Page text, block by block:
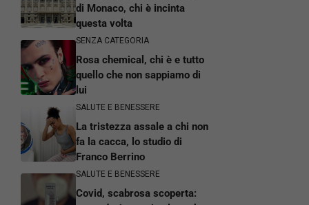
di Monaco, chi è incinta
questa volta
SENZA CATEGORIA
Rosa chemical, chi è e tutto
quello che non sappiamo di
lui
SALUTE E BENESSERE
La tristezza assale a chi non
fa la cacca, lo studio di
Franco Berrino
SALUTE E BENESSERE
Covid, scabrosa scoperta: